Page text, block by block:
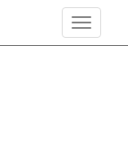
Toggle